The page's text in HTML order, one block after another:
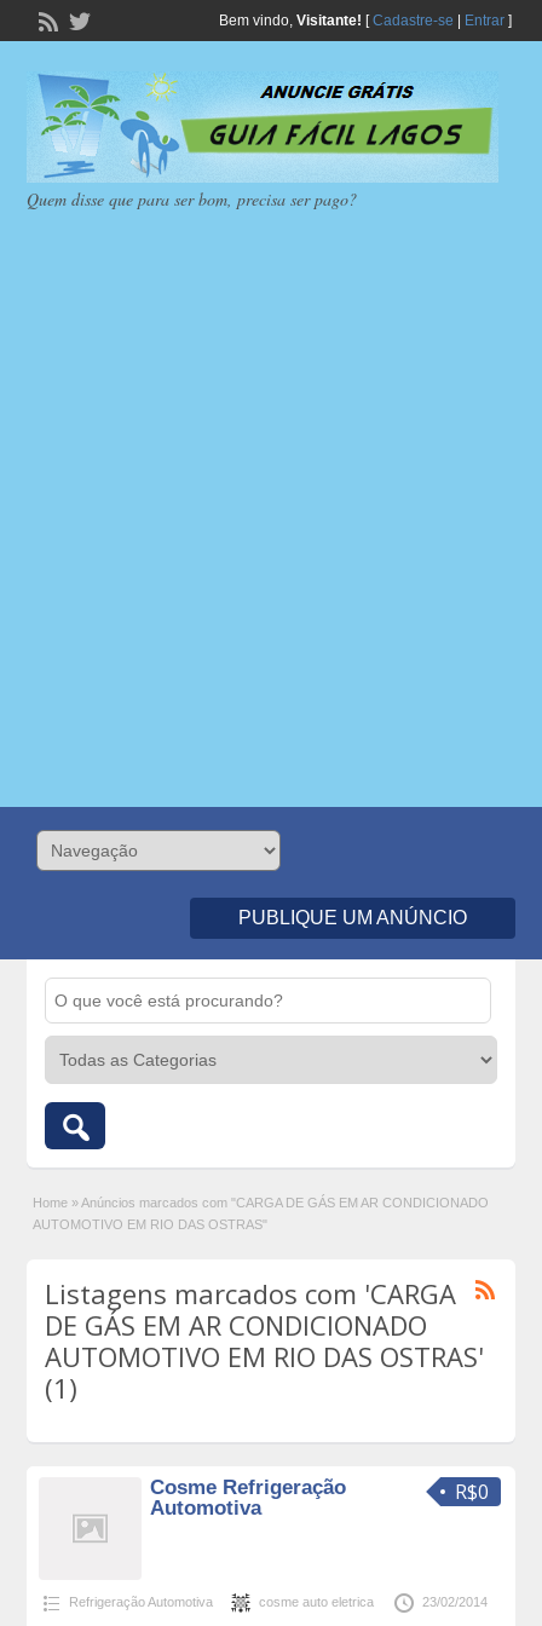
Bem vindo, Visitante! [Cadastre-se Entrar]
Quem disse que para ser bom, precisa ser pago?
PUBLIQUE UM ANÚNCIO
Home » Anúncios marcados com "CARGA DE GÁS EM AR CONDICIONADO
AUTOMOTIVO EM RIO DAS OSTRAS"
Listagens marcados com 'CARGA
DE GÁS EM AR CONDICIONADO
AUTOMOTIVO EM RIO DAS OSTRAS'
(1)
R$0
Cosme Refrigeração
Automotiva
Refrigeração Automotiva cosme auto eletrica 23/02/2014